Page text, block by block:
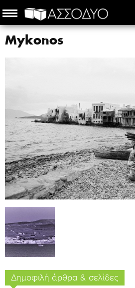
Mykonos
Δημοφιλή άρθρα & σελίδες